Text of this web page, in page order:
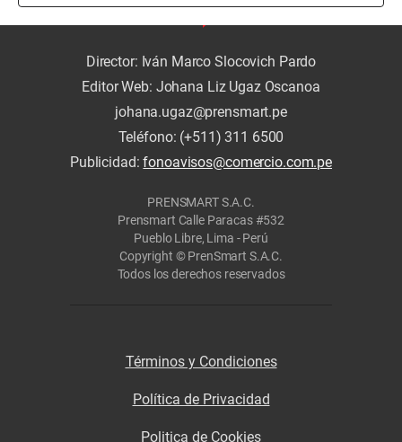
Director: Iván Marco Slocovich Pardo
Editor Web: Johana Liz Ugaz Oscanoa
johana.ugaz@prensmart.pe
Teléfono: (+511) 311 6500
Publicidad:fonoavisos@comercio.com.pe
PRENSMART S.A.C.
Prensmart Calle Paracas #532
Pueblo Libre, Lima - Perú
Copyright © PrenSmart S.A.C.
Todos los derechos reservados
Términos y Condiciones
Política de Privacidad
Politica de Cookies